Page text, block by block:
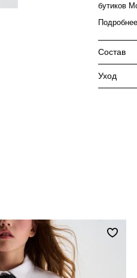
бутиков
Подробнее
Состав
Уход